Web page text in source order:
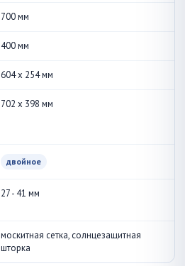
700 мм
400 мм
604 x 254 мм
702 x 398 мм
двойное
27 - 41 мм
москитная сетка, солнцезащитная
шторка